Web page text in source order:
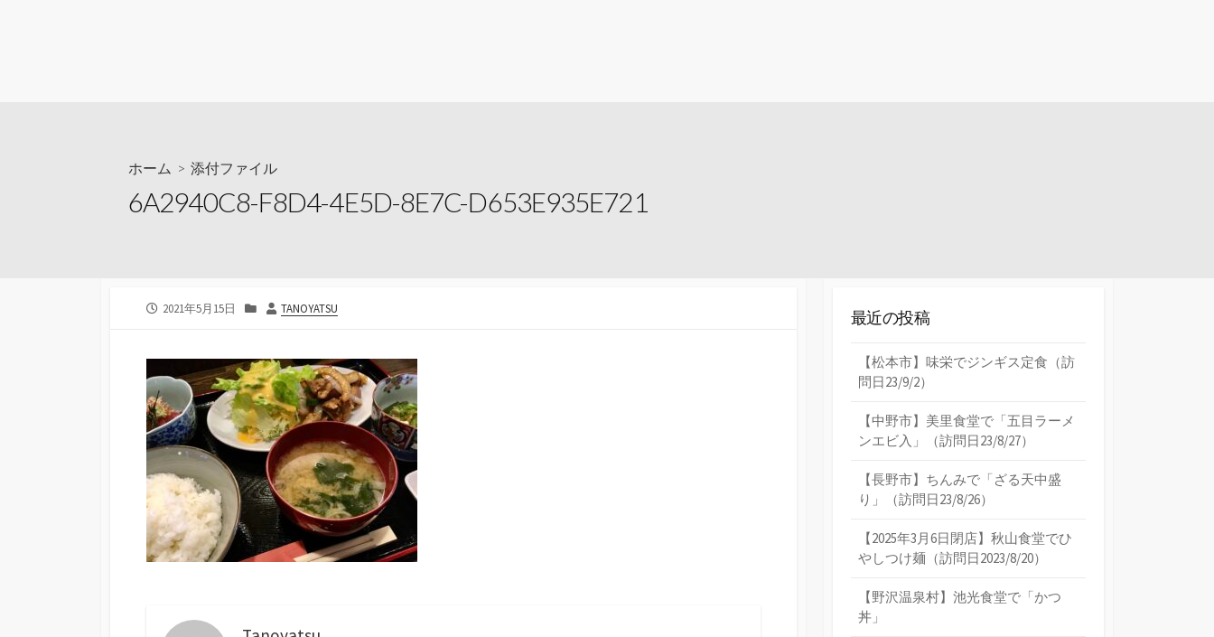
ホーム > 添付ファイル
6A2940C8-F8D4-4E5D-8E7C-D653E935E721
公
2021年5月15日
カ
リ
ー
投
TANOYATSU 最近の投稿
【松本市】味栄でジンギス定食（訪
問日23/9/2）
【中野市】美里食堂で「五目ラーメ
ンエビ入」（訪問日23/8/27）
【長野市】ちんみで「ざる天中盛
り」（訪問日23/8/26）
【2025年3月6日閉店】秋山食堂でひ
やしつけ麺（訪問日2023/8/20）
【野沢温泉村】池光食堂で「かつ
丼」